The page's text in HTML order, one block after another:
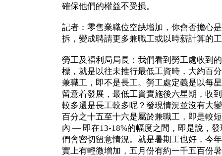
確保他們的權益不受損。
記者：零售業職位空缺增加，你會否擔心
拆，變成聘請更多兼職工或以時薪計算的
勞工及福利局局長：我們看到勞工處收到
標，就是以往未推行最低工資時，大約百
兼職工，即不是長工。勞工處定義是以每
留意着發展，最低工資實施後六星期，收
較多還是長工較多呢？發現情況並沒有大
百分之十五至十六是屬於兼職工，即是較
內 — 即在13-18%的幅度之間，即是說，
們會密切留意情況。就是暑期工也好，今
實上有輕微增加，五月份有約一千五百份